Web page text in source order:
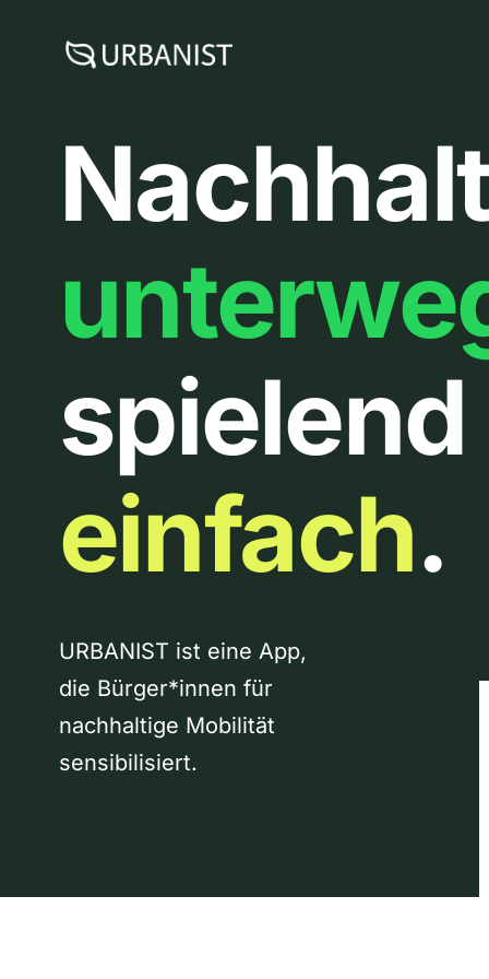
spielend
einfach.
URBANIST ist eine App,
die Bürger*innen für
nachhaltige Mobilität
sensibilisiert.